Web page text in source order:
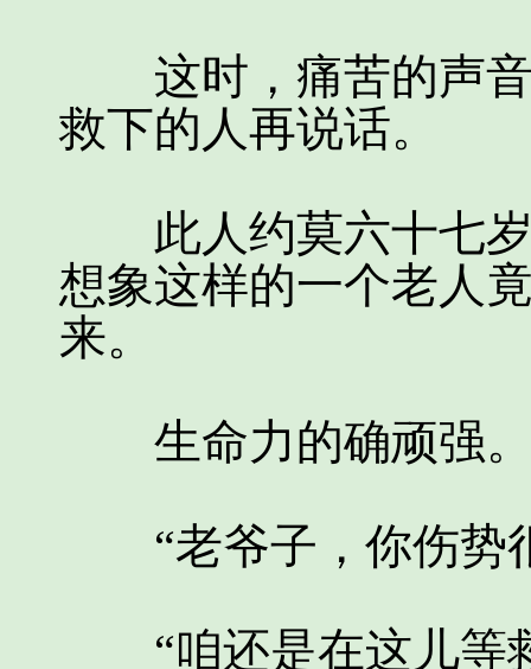
这时，痛苦的声音
救下的人再说话。
此人约莫六十七岁
想象这样的一个老人
来。
生命力的确顽强
“老爷子，你伤势
“咱还是在这儿等